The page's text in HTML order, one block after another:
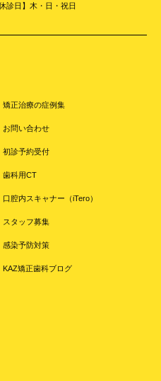
日】木・日・祝日
矯正治療の症例集
お問い合わせ
初診予約受付
歯科用CT
口腔内スキャナー（iTero）
スタッフ募集
感染予防対策
KAZ矯正歯科ブログ